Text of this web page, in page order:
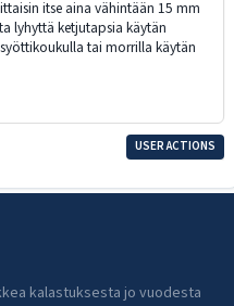
itse aina vähintään 15 mm
lyhyttä ketjutapsia käytän
tai morrilla käytän
USER ACTIONS
kalastuksesta jo vuodesta